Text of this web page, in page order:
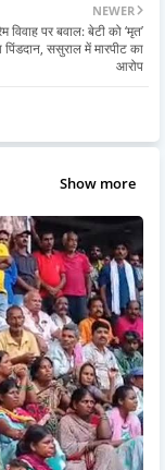
NEWER
विवाह पर बवाल: बेटी को ‘मृत’
पिंडदान, ससुराल में मारपीट का
आरोप
Show more